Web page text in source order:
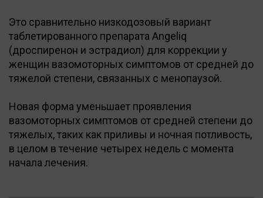
Это сравнительно низкодозовый вариант
таблетированного препарата Angeliq
(дроспиренон и эстрадиол) для коррекции у
женщин вазомоторных симптомов от средней до
тяжелой степени, связанных с менопаузой.
Новая форма уменьшает проявления
вазомоторных симптомов от средней степени до
тяжелых, таких как приливы и ночная потливость,
в целом в течение четырех недель с момента
начала лечения.